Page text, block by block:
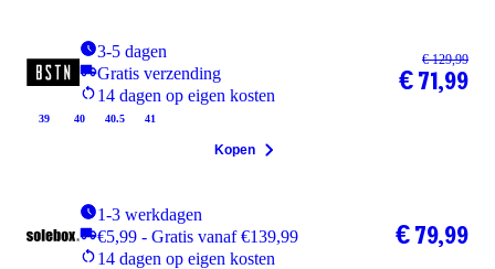
3-5 dagen
Gratis verzending
14 dagen op eigen kosten
39 40 40.5 41
€ 129,99
€ 71,99
Kopen
1-3 werkdagen
€5,99 - Gratis vanaf €139,99
14 dagen op eigen kosten
€ 79,99